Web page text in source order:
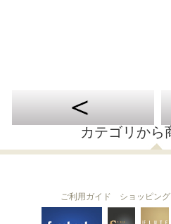
カテゴリから
ご利用ガイド ショッピン